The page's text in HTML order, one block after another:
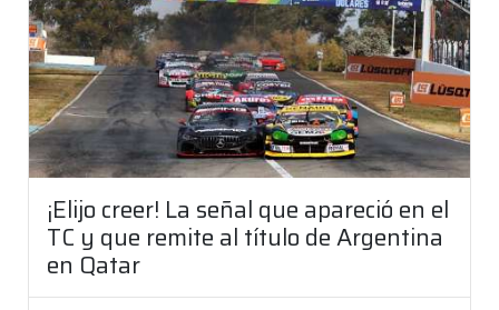
¡Elijo creer! La señal que apareció en el
TC y que remite al título de Argentina
en Qatar